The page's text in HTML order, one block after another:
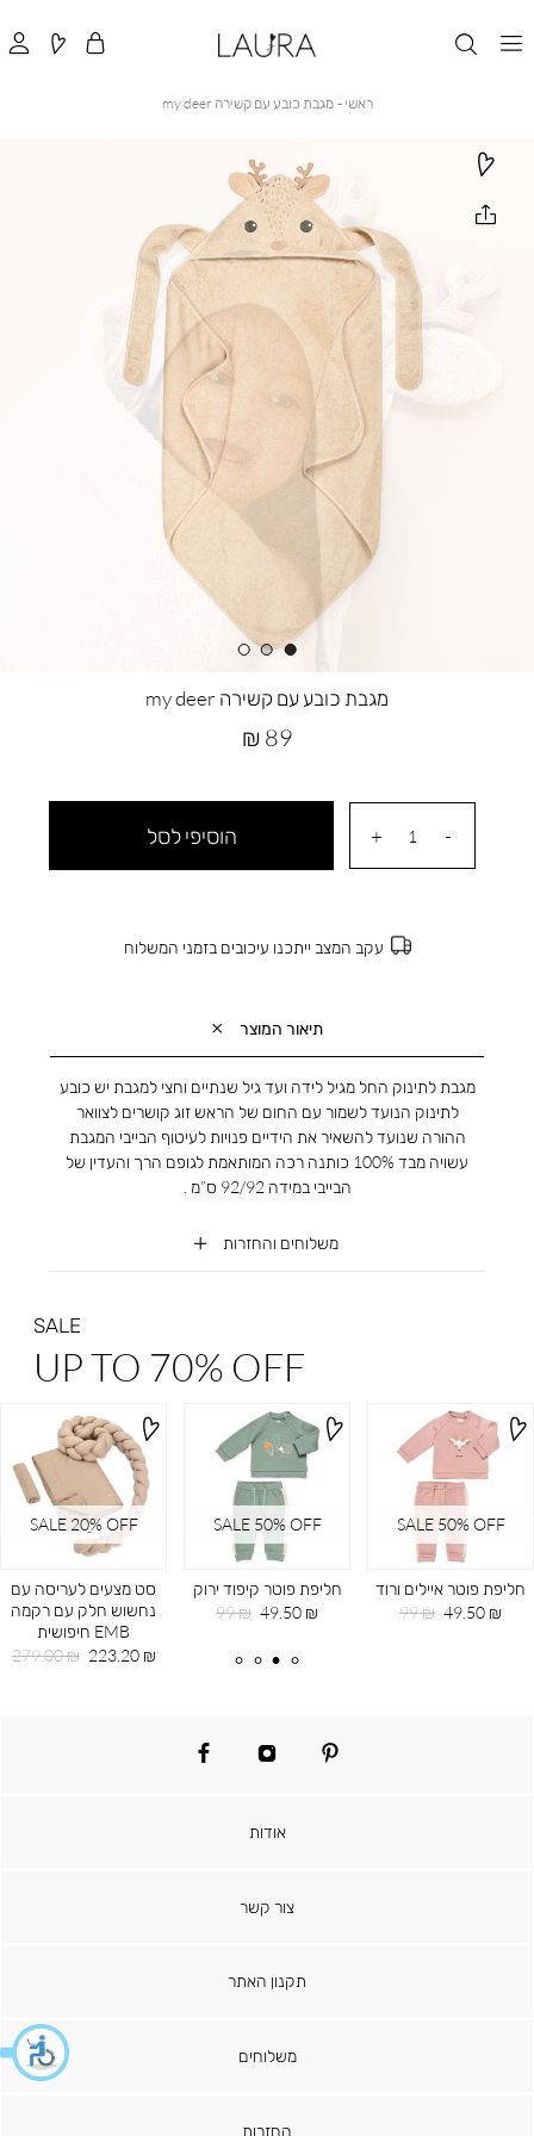
ראשי ראשי
מגבת כובע עם קשירה my deer
מגבת כובע עם קשירה my deer
מחיר
89 ₪
הוסיפי לסל
עקב המצב ייתכנו עיכובים בזמני המשלוח
תיאור המוצר
משלוחים והחזרות
מגבת לתינוק החל מגיל לידה ועד גיל שנתיים וחצי למגבת יש כובע
לתינוק הנועד לשמור עם החום של הראש זוג קושרים לצוואר
ההורה שנועד להשאיר את הידיים פנויות לעיטוף הבייבי המגבת
עשויה מבד 100% כותנה רכה המותאמת לגופם הרך והעדין של
הבייבי במידה 92/92 ס”מ .
SALE
UP TO 70% OFF
SALE 20ֵ% OFF
סט מצעים לעריסה עם
נחשוש חלק עם רקמה
EMB חיפושית
מחיר
223.20 ₪
מחיר
279.00 ₪
SALE 50% OFF
חליפת פוטר קיפוד ירוק
מחיר
49.50 ₪
מחיר
99 ₪
SALE 50% OFF
חליפת פוטר איילים ורוד
מחיר
49.50 ₪
מחיר
99 ₪
pinterest
instagram
facebook
אודות
צור קשר
תקנון האתר
משלוחים
החזרות